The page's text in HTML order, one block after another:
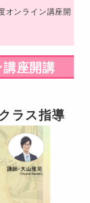
オンライン講座開
座開講
ラス指導